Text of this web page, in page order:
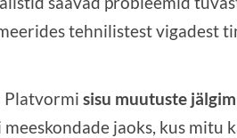
tehnilistest vigadest
Platvormisisu muutuste
jaoks, kus mitu